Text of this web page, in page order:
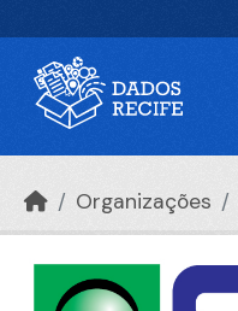
Organizações